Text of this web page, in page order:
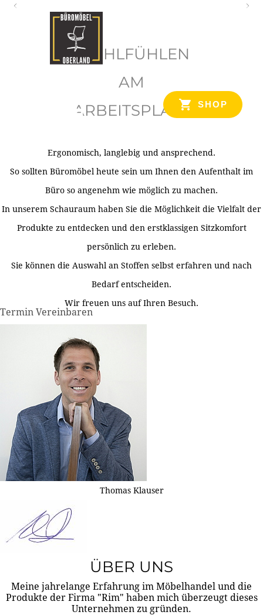
SHOP
WOHLFÜHLEN
AM
ARBEITSPLATZ
Ergonomisch, langlebig und ansprechend.
So sollten Büromöbel heute sein um Ihnen den Aufenthalt im
Büro so angenehm wie möglich zu machen.
In unserem Schauraum haben Sie die Möglichkeit die Vielfalt der
Produkte zu entdecken und den erstklassigen Sitzkomfort
persönlich zu erleben.
Sie können die Auswahl an Stoffen selbst erfahren und nach
Bedarf entscheiden.
Wir freuen uns auf Ihren Besuch.
Termin Vereinbaren
Thomas Klauser
ÜBER UNS
Meine jahrelange Erfahrung im Möbelhandel und die
Produkte der Firma "Rim" haben mich überzeugt dieses
Unternehmen zu gründen.